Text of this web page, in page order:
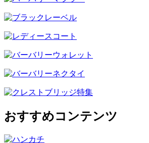
おすすめコンテンツ